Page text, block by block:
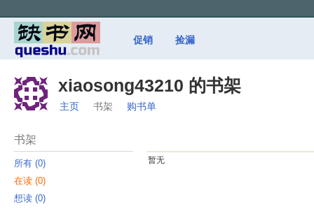
促销 捡漏
xiaosong43210 的书架
主页 书架 购书单
书架
所有 ‎(0)
在读 ‎(0)
想读 ‎(0)
暂无